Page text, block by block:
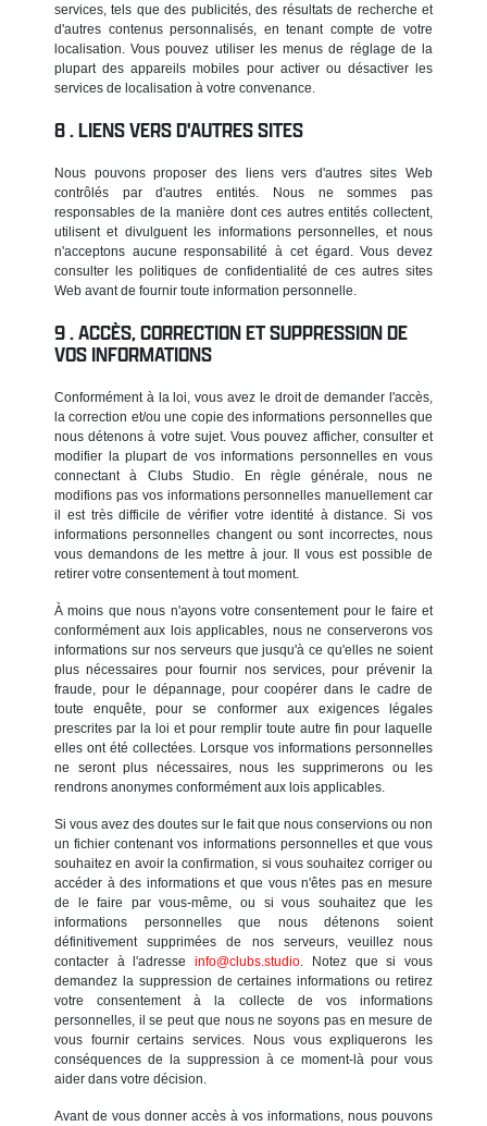
services, tels que des publicités, des résultats de recherche et
d'autres contenus personnalisés, en tenant compte de votre
localisation. Vous pouvez utiliser les menus de réglage de la
plupart des appareils mobiles pour activer ou désactiver les
services de localisation à votre convenance.
LIENS VERS D'AUTRES SITES
Nous pouvons proposer des liens vers d'autres sites Web
contrôlés par d'autres entités. Nous ne sommes pas
responsables de la manière dont ces autres entités collectent,
utilisent et divulguent les informations personnelles, et nous
n'acceptons aucune responsabilité à cet égard. Vous devez
consulter les politiques de confidentialité de ces autres sites
Web avant de fournir toute information personnelle.
ACCÈS, CORRECTION ET SUPPRESSION DE
VOS INFORMATIONS
Conformément à la loi, vous avez le droit de demander l'accès,
la correction et/ou une copie des informations personnelles que
nous détenons à votre sujet. Vous pouvez afficher, consulter et
modifier la plupart de vos informations personnelles en vous
connectant à Clubs Studio. En règle générale, nous ne
modifions pas vos informations personnelles manuellement car
il est très difficile de vérifier votre identité à distance. Si vos
informations personnelles changent ou sont incorrectes, nous
vous demandons de les mettre à jour. Il vous est possible de
retirer votre consentement à tout moment.
À moins que nous n'ayons votre consentement pour le faire et
conformément aux lois applicables, nous ne conserverons vos
informations sur nos serveurs que jusqu'à ce qu'elles ne soient
plus nécessaires pour fournir nos services, pour prévenir la
fraude, pour le dépannage, pour coopérer dans le cadre de
toute enquête, pour se conformer aux exigences légales
prescrites par la loi et pour remplir toute autre fin pour laquelle
elles ont été collectées. Lorsque vos informations personnelles
ne seront plus nécessaires, nous les supprimerons ou les
rendrons anonymes conformément aux lois applicables.
Si vous avez des doutes sur le fait que nous conservions ou non
un fichier contenant vos informations personnelles et que vous
souhaitez en avoir la confirmation, si vous souhaitez corriger ou
accéder à des informations et que vous n'êtes pas en mesure
de le faire par vous-même, ou si vous souhaitez que les
informations personnelles que nous détenons soient
définitivement supprimées de nos serveurs, veuillez nous
contacter à l'adresseinfo@clubs.studio. Notez que si vous
demandez la suppression de certaines informations ou retirez
votre consentement à la collecte de vos informations
personnelles, il se peut que nous ne soyons pas en mesure de
vous fournir certains services. Nous vous expliquerons les
conséquences de la suppression à ce moment-là pour vous
aider dans votre décision.
Avant de vous donner accès à vos informations, nous pouvons